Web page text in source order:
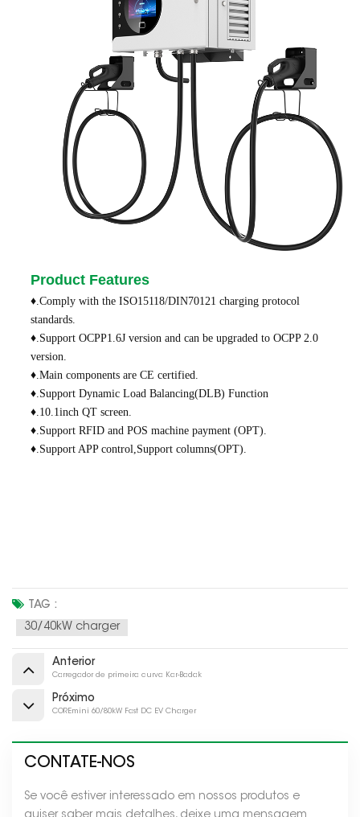
Product Features
♦.Comply with the ISO15118/DIN70121 charging protocol
standards.
♦.Support OCPP1.6J version and can be upgraded to OCPP 2.0
version.
♦.Main components are CE certified.
♦.Support Dynamic Load Balancing(DLB) Function
♦.10.1inch QT screen.
♦.Support RFID and POS machine payment (OPT).
♦.Support APP control,Support columns(OPT).
TAG :
30/40kW charger
Anterior
Carregador de primeira curva Kar-Badak
Próximo
COREmini 60/80kW Fast DC EV Charger
CONTATE-NOS
Se você estiver interessado em nossos produtos e